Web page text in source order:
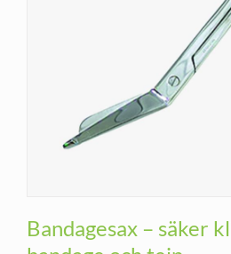
Bandagesax – säker